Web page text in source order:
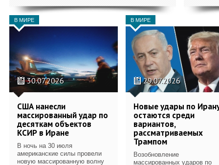
В МИРЕ
30.07.2026
США нанесли
массированный удар по
десяткам объектов
КСИР в Иране
В ночь на 30 июля
американские силы провели
новую массированную волну
В МИРЕ
29.07.2026
Новые удары по
остаются среди
вариантов,
рассматриваемых
Трампом
Возобновление
массированных ударов по